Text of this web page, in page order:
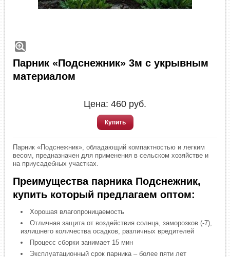
Парник «Подснежник» 3м с укрывным
материалом
Цена: 460 руб.
Купить
Парник «Подснежник», обладающий компактностью и легким
весом, предназначен для применения в сельском хозяйстве и
на приусадебных участках.
Преимущества парника Подснежник,
купить который предлагаем оптом:
Хорошая влагопроницаемость
Отличная защита от воздействия солнца, заморозков (-7),
излишнего количества осадков, различных вредителей
Процесс сборки занимает 15 мин
Эксплуатационный срок парника – более пяти лет